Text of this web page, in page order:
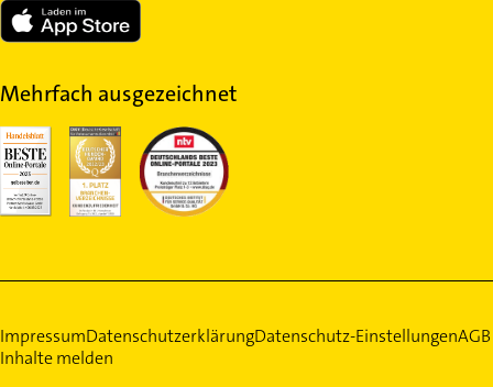
Mehrfach ausgezeichnet
ImpressumDatenschutzerklärungDatenschutz-EinstellungenAGB
Inhalte melden